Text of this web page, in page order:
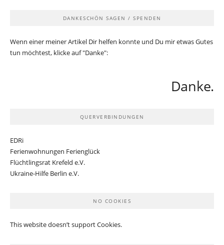
DANKESCHÖN SAGEN / SPENDEN
Wenn einer meiner Artikel Dir helfen konnte und Du mir etwas Gutes
tun möchtest, klicke auf "Danke":
Danke.
QUERVERBINDUNGEN
EDRi
Ferienwohnungen Ferienglück
Flüchtlingsrat Krefeld e.V.
Ukraine-Hilfe Berlin e.V.
NO COOKIES
This website doesn’t support Cookies.